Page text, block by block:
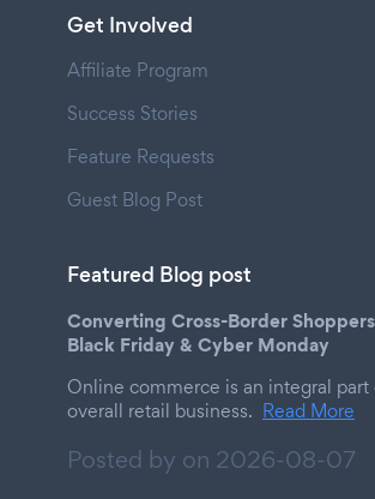
Get Involved
Affiliate Program
Success Stories
Feature Requests
Guest Blog Post
Featured Blog post
Converting Cross-Border
Black Friday & Cyber Monday
Online commerce is an integral part
overall retail business. Read More
Posted by on 2026-08-07